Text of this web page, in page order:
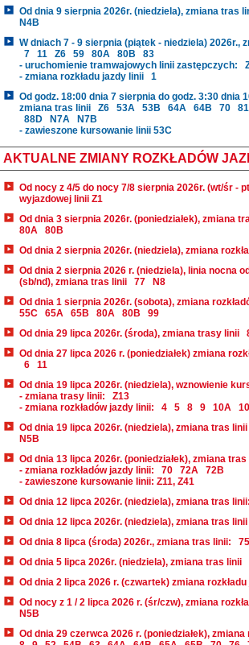
Od dnia 9 sierpnia 2026r. (niedziela), zmiana tras
N4B
W dniach 7 - 9 sierpnia (piątek - niedziela) 2026r.,
7
11 Z6 59 80A 80B
83
- uruchomienie tramwajowych linii zastępczych:
- zmiana rozkładu jazdy linii
1
Od godz. 18:00 dnia 7 sierpnia do godz. 3:30 dnia
zmiana tras linii
Z6 53A 53B 64A 64B 70
88D
N7A
N7B
- zawieszone kursowanie linii 53C
AKTUALNE ZMIANY ROZKŁADÓW
Od nocy z 4/5 do nocy 7/8 sierpnia 2026r. (wt/śr -
wyjazdowej linii Z1
Od dnia 3 sierpnia 2026r. (poniedziałek), zmiana
80A
80B
Od dnia 2 sierpnia 2026r. (niedziela), zmiana
Od dnia 2 sierpnia 2026 r. (niedziela), linia nocna
(sb/nd), zmiana tras linii
77
N8
Od dnia 1 sierpnia 2026r. (sobota), zmiana
55C
65A 65B 80A 80B
99
Od dnia 29 lipca 2026r. (środa), zmiana trasy linii
Od dnia 27 lipca 2026 r. (poniedziałek) zmiana
6
11
Od dnia 19 lipca 2026r. (niedziela), wznowienie
- zmiana trasy linii:
Z13
- zmiana rozkładów jazdy linii:
4 5 8 9 10A
Od dnia 19 lipca 2026r. (niedziela), zmiana tras linii
N5B
Od dnia 13 lipca 2026r. (poniedziałek), zmiana tras
- zmiana rozkładów jazdy linii:
70 72A
72B
- zawieszone kursowanie linii: Z11, Z41
Od dnia 12 lipca 2026r. (niedziela), zmiana tras linii:
Od dnia 12 lipca 2026r. (niedziela), zmiana tras linii
Od dnia 8 lipca (środa) 2026r., zmiana tras linii:
Od dnia 5 lipca 2026r. (niedziela), zmiana tras linii
Od dnia 2 lipca 2026 r. (czwartek) zmiana
Od nocy z 1 / 2 lipca 2026 r. (śr/czw), zmiana
N5B
Od dnia 29 czerwca 2026 r. (poniedziałek), zmiana